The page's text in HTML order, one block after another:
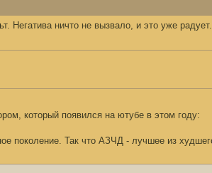
Негатива ничто не вызвало, и это уже
который появился на ютубе в этом году:
поколение. Так что АЗЧД - лучшее из